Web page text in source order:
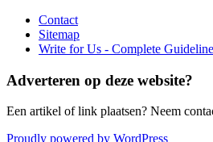
Contact
Sitemap
Write for Us - Complete
Adverteren op deze website?
Een artikel of link plaatsen? Neem
Proudly powered by WordPress